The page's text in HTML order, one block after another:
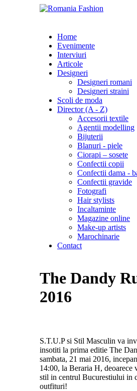
Home
Evenimente
Interviuri
Articole
Designeri
Designeri romani
Designeri straini
Scoli de moda
Director (A - Z)
Accesorii textile
Agentii modelling
Bijuterii
Blanuri - piele
Ciorapi – sosete
Confectii copii
Confectii dama -
Confectii gravide
Fotografi
Hair stylists
Incaltaminte
Magazine online
Make-up artists
Marochinarie
Contact
The Dandy
2016
S.T.U.P si Stil Masculin va
insotiti la prima editie The
sambata, 21 mai 2016,
14:00, la Beraria H, deoarece
stil in centrul Bucurestiului in
outfituri!